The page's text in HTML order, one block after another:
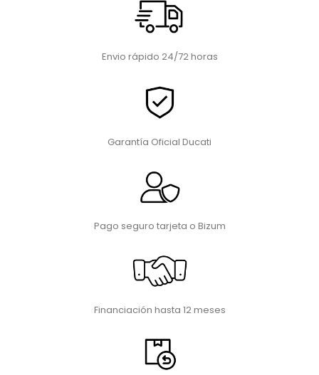
Envio rápido 24/72 horas
Garantía Oficial Ducati
Pago seguro tarjeta o Bizum
Financiación hasta 12 meses